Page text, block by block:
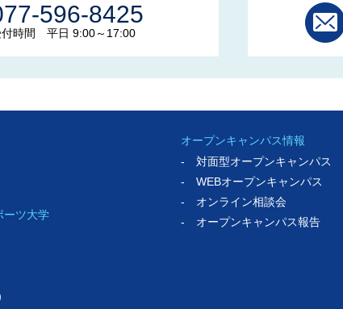
596-8425
付時間 平日 9:00～17:00
ツ大学
オープンキャンパス情報
- 対面型オープンキャンパス
- WEBオープンキャンパス
- オンライン相談会
- オープンキャンパス報告